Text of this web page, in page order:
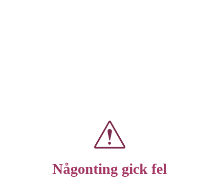
Någonting gick fel